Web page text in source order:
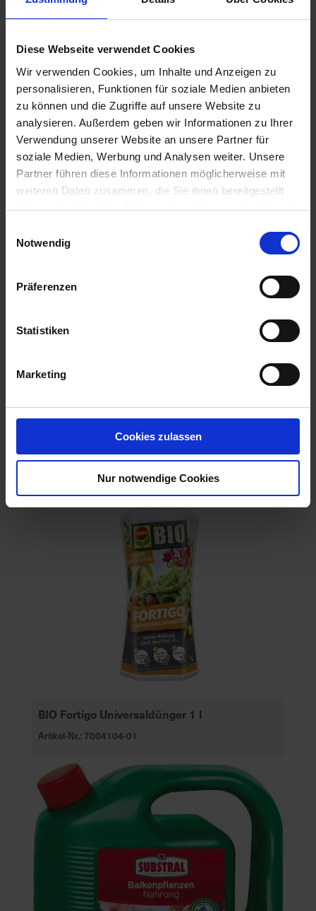
Diese Webseite verwendet Cookies
Wir verwenden Cookies, um Inhalte und Anzeigen zu
personalisieren, Funktionen für soziale Medien anbieten
zu können und die Zugriffe auf unsere Website zu
analysieren. Außerdem geben wir Informationen zu Ihrer
Verwendung unserer Website an unsere Partner für
soziale Medien, Werbung und Analysen weiter. Unsere
Partner führen diese Informationen möglicherweise mit
weiteren Daten zusammen, die Sie ihnen bereitgestellt
haben oder die sie im Rahmen Ihrer Nutzung der Dienste
Notwendig
Präferenzen
Statistiken
Marketing
Cookies zulassen
Nur notwendige Cookies
Artikel-Nr.: 7000790-06-cfg
Ähnliche Produkte
Artikel-Nr.: 7000996-01
BIO Fortigo Universaldünger 1 l
Artikel-Nr.: 7004104-01